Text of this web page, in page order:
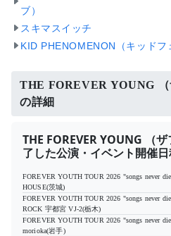
ブ）
スキマスイッチ
KID PHENOMENON（キッドフ
THE FOREVER YOUNG （
の詳細
THE FOREVER YOUNG （
了した公演・イベント開催
FOREVER YOUTH TOUR 2026 "songs never
HOUSE(茨城)
FOREVER YOUTH TOUR 2026 "songs never
ROCK 宇都宮 VJ-2(栃木)
FOREVER YOUTH TOUR 2026 "songs never
morioka(岩手)